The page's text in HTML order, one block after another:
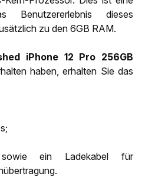
Benutzererlebnis dieses
zu den 6GB RAM.
iPhone 12 Pro 256GB
haben, erhalten Sie das
ein Ladekabel für